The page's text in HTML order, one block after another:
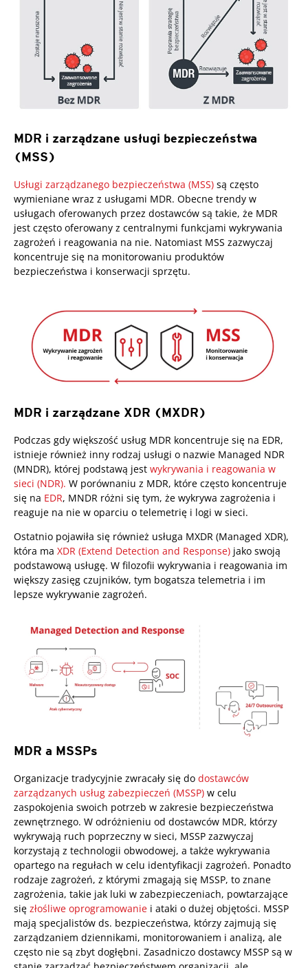
MDR i zarządzane usługi bezpieczeństwa
(MSS)
Usługi zarządzanego bezpieczeństwa (MSS) są często
wymieniane wraz z usługami MDR. Obecne trendy w
usługach oferowanych przez dostawców są takie, że MDR
jest często oferowany z centralnymi funkcjami wykrywania
zagrożeń i reagowania na nie. Natomiast MSS zazwyczaj
koncentruje się na monitorowaniu produktów
bezpieczeństwa i konserwacji sprzętu.
MDR i zarządzane XDR (MXDR)
Podczas gdy większość usług MDR koncentruje się na EDR,
istnieje również inny rodzaj usługi o nazwie Managed NDR
(MNDR), której podstawą jest wykrywania i reagowania w
sieci (NDR). W porównaniu z MDR, które często koncentruje
się na EDR, MNDR różni się tym, że wykrywa zagrożenia i
reaguje na nie w oparciu o telemetrię i logi w sieci.
Ostatnio pojawiła się również usługa MXDR (Managed XDR),
która ma XDR (Extend Detection and Response) jako swoją
podstawową usługę. W filozofii wykrywania i reagowania im
większy zasięg czujników, tym bogatsza telemetria i im
lepsze wykrywanie zagrożeń.
MDR a MSSPs
Organizacje tradycyjnie zwracały się do dostawców
zarządzanych usług zabezpieczeń (MSSP) w celu
zaspokojenia swoich potrzeb w zakresie bezpieczeństwa
zewnętrznego. W odróżnieniu od dostawców MDR, którzy
wykrywają ruch poprzeczny w sieci, MSSP zazwyczaj
korzystają z technologii obwodowej, a także wykrywania
opartego na regułach w celu identyfikacji zagrożeń. Ponadto
rodzaje zagrożeń, z którymi zmagają się MSSP, to znane
zagrożenia, takie jak luki w zabezpieczeniach, powtarzające
się złośliwe oprogramowanie i ataki o dużej objętości. MSSP
mają specjalistów ds. bezpieczeństwa, którzy zajmują się
zarządzaniem dziennikami, monitorowaniem i analizą, ale
często nie są zbyt dogłębni. Zasadniczo dostawcy MSSP są w